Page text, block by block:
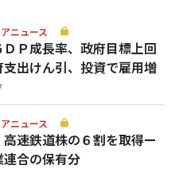
ニュース
Ｐ成長率、政府目標上回
支出けん引、投資で雇用増
ニュース
速鉄道株の６割を取得ー
連合の保有分